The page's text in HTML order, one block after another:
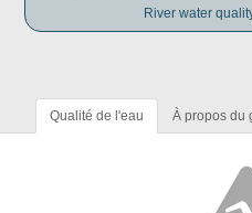
River water
Qualité de l'eau À propos du